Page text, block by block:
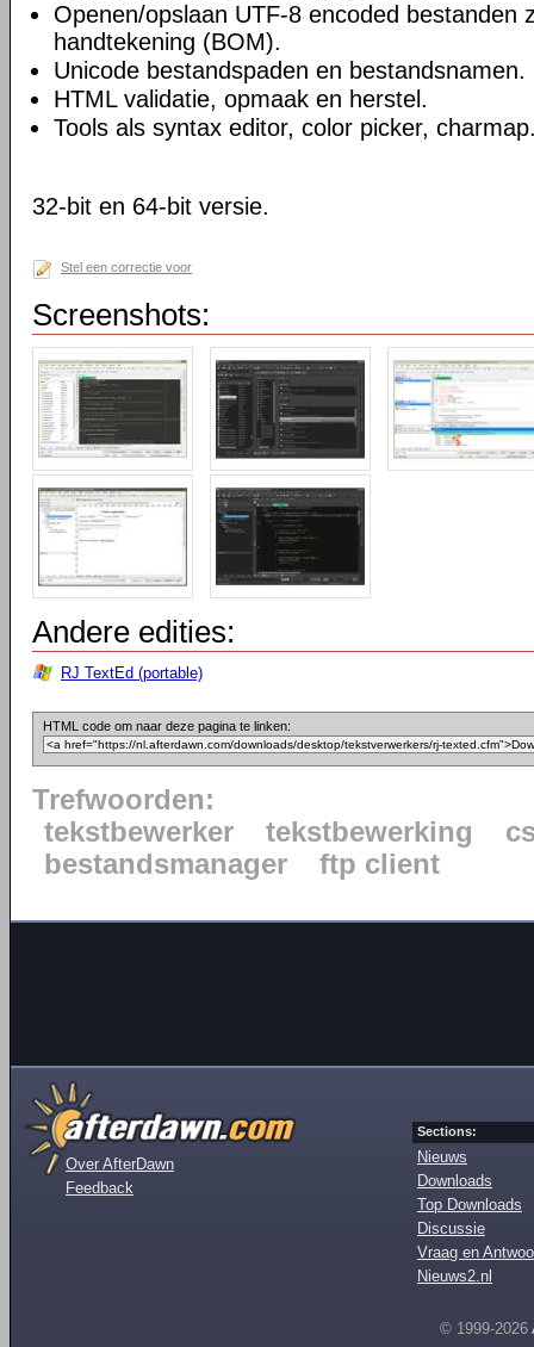
Openen/opslaan UTF-8 encoded bestanden
handtekening (BOM).
Unicode bestandspaden en bestandsnamen.
HTML validatie, opmaak en herstel.
Tools als syntax editor, color picker,
32-bit en 64-bit versie.
Stel een correctie voor
Screenshots:
Andere edities:
RJ TextEd (portable)
HTML code om naar deze pagina te linken:
Trefwoorden:
tekstbewerker
tekstbewerking
bestandsmanager
ftp client
Over AfterDawn
Feedback
Sections:
Nieuws
Downloads
Top Downloads
Discussie
Vraag en
Nieuws2.nl
© 1999-2026